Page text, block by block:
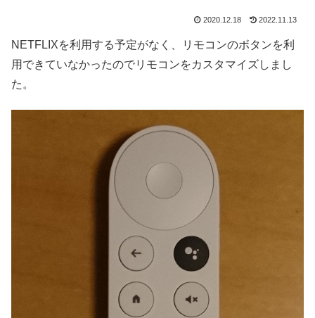
2020.12.18 2022.11.13
NETFLIXを利用する予定がなく、リモコンのボタンを利
用できていなかったのでリモコンをカスタマイズしまし
た。